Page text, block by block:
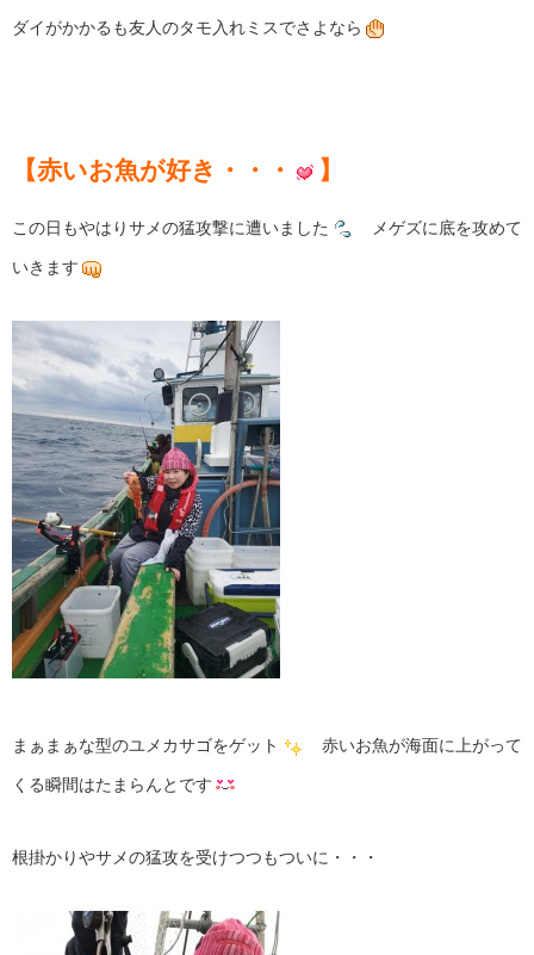
ダイがかかるも友人のタモ入れミスでさよなら
【赤いお魚が好き・・・ 】
この日もやはりサメの猛攻撃に遭いました メゲズに底を攻めて
いきます
まぁまぁな型のユメカサゴをゲット 赤いお魚が海面に上がって
くる瞬間はたまらんとです
根掛かりやサメの猛攻を受けつつもついに・・・